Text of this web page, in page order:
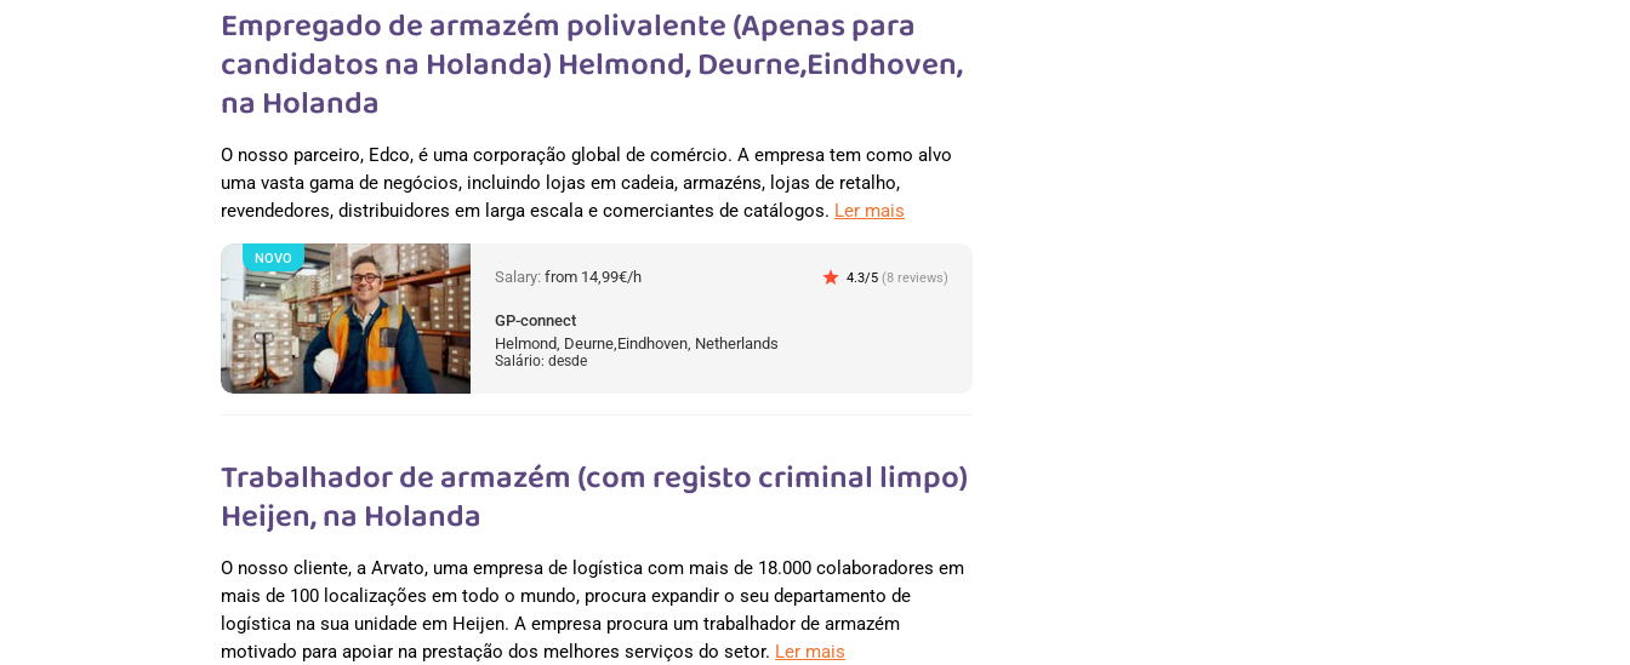
Empregado de armazém polivalente (Apenas para
candidatos na Holanda) Helmond, Deurne,Eindhoven,
na Holanda
O nosso parceiro, Edco, é uma corporação global de comércio. A empresa tem como alvo
uma vasta gama de negócios, incluindo lojas em cadeia, armazéns, lojas de retalho,
revendedores, distribuidores em larga escala e comerciantes de catálogos. Ler mais
Salary: from 14,99€/h star 4.3/5 (8 reviews)
GP-connect
Helmond, Deurne,Eindhoven, Netherlands
Salário: desde
NOVO
Trabalhador de armazém (com registo criminal limpo)
Heijen, na Holanda
O nosso cliente, a Arvato, uma empresa de logística com mais de 18.000 colaboradores em
mais de 100 localizações em todo o mundo, procura expandir o seu departamento de
logística na sua unidade em Heijen. A empresa procura um trabalhador de armazém
motivado para apoiar na prestação dos melhores serviços do setor. Ler mais